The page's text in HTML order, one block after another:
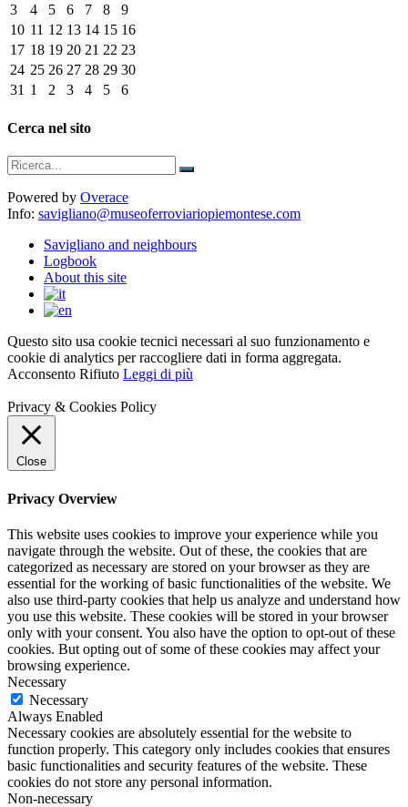
3
4 5 6 7 8
9
10 11 12 13 14 15 16
17 18 19 20 21 22 23
24 25 26 27 28 29 30
31 1 2 3 4 5 6
Cerca nel sito
Powered by Overace
Info: savigliano@museoferroviariopiemontese.com
Savigliano and neighbours
Logbook
About this site
Questo sito usa cookie tecnici necessari al suo funzionamento e
cookie di analytics per raccogliere dati in forma aggregata.
Acconsento Rifiuto Leggi di più
Privacy & Cookies Policy
Close
Privacy Overview
This website uses cookies to improve your experience while you
navigate through the website. Out of these, the cookies that are
categorized as necessary are stored on your browser as they are
essential for the working of basic functionalities of the website. We
also use third-party cookies that help us analyze and understand how
you use this website. These cookies will be stored in your browser
only with your consent. You also have the option to opt-out of these
cookies. But opting out of some of these cookies may affect your
browsing experience.
Necessary
Necessary
Always Enabled
Necessary cookies are absolutely essential for the website to
function properly. This category only includes cookies that ensures
basic functionalities and security features of the website. These
cookies do not store any personal information.
Non-necessary